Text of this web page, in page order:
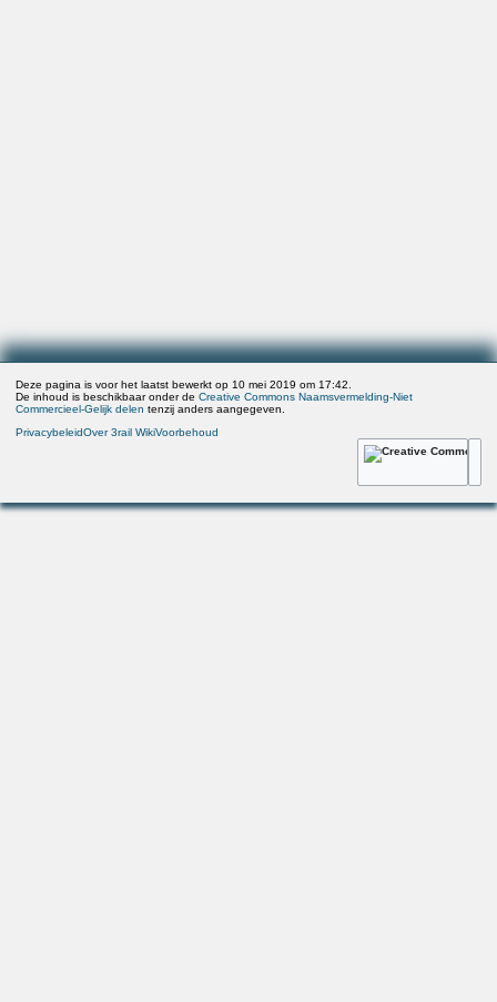
Deze pagina is voor het laatst bewerkt op 10 mei 2019 om 17:42.
De inhoud is beschikbaar onder deCreative Commons Naamsvermelding-Niet
Commercieel-Gelijk delen tenzij anders aangegeven.
PrivacybeleidOver 3rail WikiVoorbehoud